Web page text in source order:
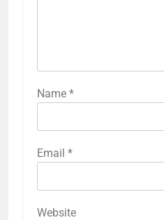
Name *
Email *
Website